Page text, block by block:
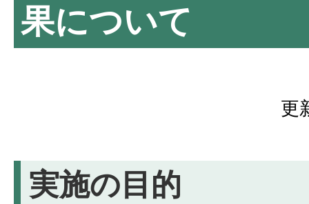
果について
更
実施の目的